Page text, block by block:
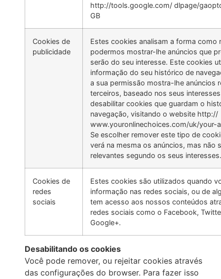
http://tools.google.com/ dlpage/
GB
Cookies de
publicidade
Estes cookies analisam a forma como
podermos mostrar-lhe anúncios que
serão do seu interesse. Este cookies
informação do seu histórico de
a sua permissão mostra-lhe anúncios
terceiros, baseado nos seus
desabilitar cookies que guardam o
navegação, visitando o website http://
www.youronlinechoices.com/uk/your-
Se escolher remover este tipo de
verá na mesma os anúncios, mas não
relevantes segundo os seus interesses.
Cookies de
redes
sociais
Estes cookies são utilizados quando
informação nas redes sociais, ou de
tem acesso aos nossos conteúdos
redes sociais como o Facebook,
Google+.
Desabilitando os cookies
Você pode remover, ou rejeitar cookies através
das configurações do browser. Para fazer isso